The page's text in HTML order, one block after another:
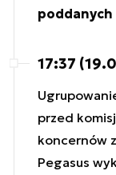
17:37
przed
koncernów
Pegasus